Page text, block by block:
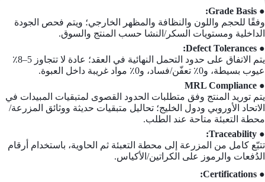
● Grade Basis:
وفقًا للحجم واللون والنظافة والمظهر الخارجي؛ ويتم فحص الجودة
الداخلية ومستويات السكر/النشا حسب المنتج والسوق.
● Defect Tolerances:
يتم الاتفاق على حدود التحمل النهائية في العقد؛ عادة لا تتجاوز 5–8٪
عيوب بسيطة، و0٪ تعفّن/فساد، و0٪ مواد غريبة داخل العبوة.
● MRL Compliance
يتم توريد المنتج وفق متطلبات الحدود القصوى لمتبقيات المبيدات في
الاتحاد الأوروبي ودول الخليج؛ تحاليل متبقيات حديثة ووثائق المزرعة/
محطة التعبئة متاحة عند الطلب.
● Traceability:
تتبّع كامل من المزرعة إلى محطة التعبئة ثم الحاوية، باستخدام أرقام
الدُفعات والرموز على الكراتين/الأكياس.
● Certifications: